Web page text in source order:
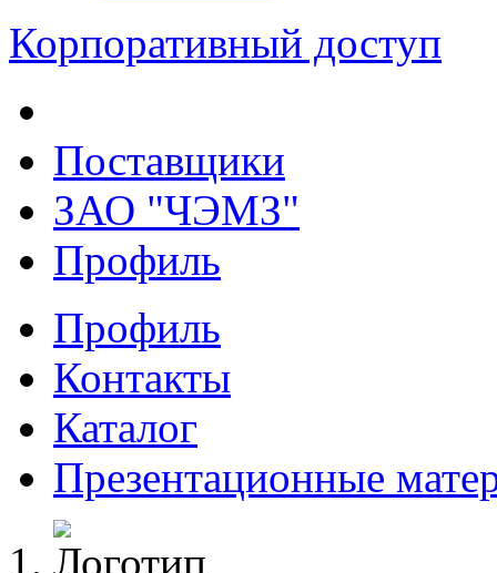
Корпоративный доступ
Поставщики
ЗАО "ЧЭМЗ"
Профиль
Профиль
Контакты
Каталог
Презентационные